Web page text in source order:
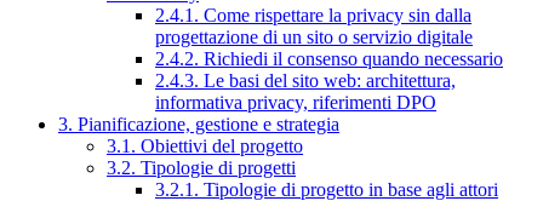
2.4.1. Come rispettare la privacy sin dalla
progettazione di un sito o servizio digitale
2.4.2. Richiedi il consenso quando necessario
2.4.3. Le basi del sito web: architettura,
informativa privacy, riferimenti DPO
3. Pianificazione, gestione e strategia
3.1. Obiettivi del progetto
3.2. Tipologie di progetti
3.2.1. Tipologie di progetto in base agli attori